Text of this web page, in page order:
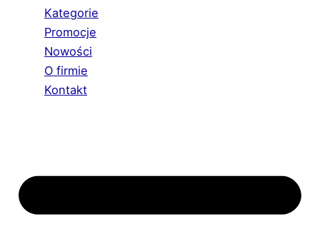
Kategorie
Promocje
Nowości
O firmie
Kontakt